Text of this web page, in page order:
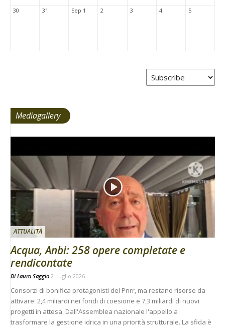
30 31 Sep 1 2 3 4 5
Mediagallery
ATTUALITÀ
Acqua, Anbi: 258 opere completate e
rendicontate
Di Laura Saggio 2 Luglio 2026
Consorzi di bonifica protagonisti del Pnrr, ma restano risorse da
attivare: 2,4 miliardi nei fondi di coesione e 7,3 miliardi di nuovi
progetti in attesa. Dall'Assemblea nazionale l'appello a
trasformare la gestione idrica in una priorità strutturale. La sfida è